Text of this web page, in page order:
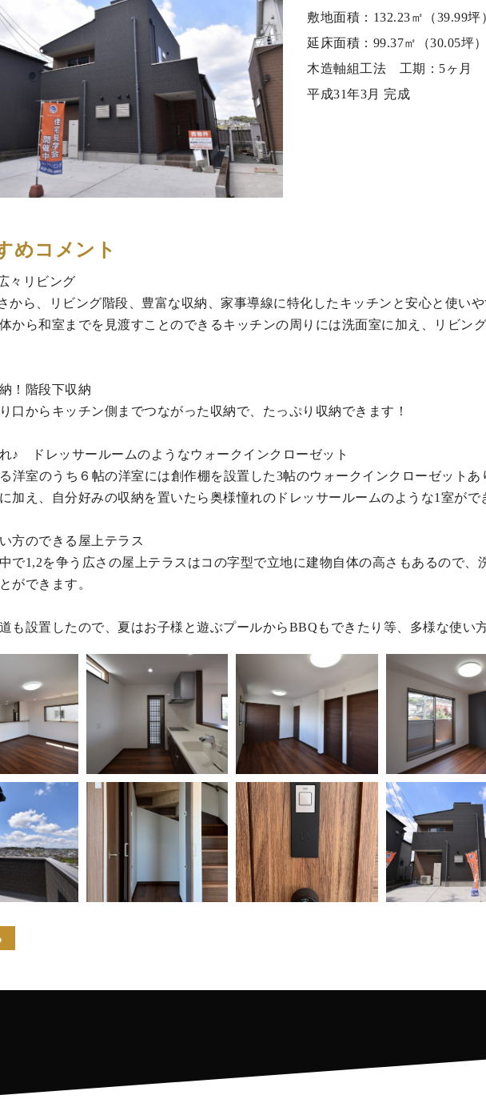
敷地面積：132.23㎡（39.99坪
延床面積：99.37㎡（30.05坪
木造軸組工法 工期：5ヶ月
平成31年3月 完成
めコメント
々リビング
から、リビング階段、豊富な収納、家事導線に特化したキッチンと安心と使い
から和室までを見渡すことのできるキッチンの周りには洗面室に加え、リビン
！階段下収納
口からキッチン側までつながった収納で、たっぷり収納できます！
♪ ドレッサールームのようなウォークインクローゼット
洋室のうち６帖の洋室には創作棚を設置した3帖のウォークインクローゼットあ
加え、自分好みの収納を置いたら奥様憧れのドレッサールームのような1室がで
方のできる屋上テラス
で1,2を争う広さの屋上テラスはコの字型で立地に建物自体の高さもあるので、
ができます。
も設置したので、夏はお子様と遊ぶプールからBBQもできたり等、多様な使い